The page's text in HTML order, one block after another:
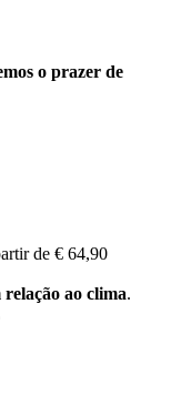
o prazer de
de € 64,90
relação ao clima.